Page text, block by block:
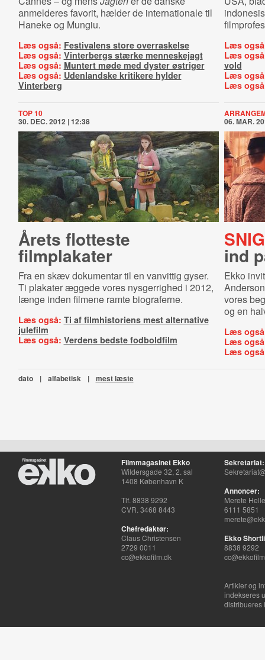
anmelderes favorit, hælder de internationale til
Haneke og Mungiu.
Læs også: Festivalens store overraskelse
Læs også: Vinterbergs stærke menneskejagt
Læs også: Muntert møde med dyster østriger
Læs også: Udenlandske kritikere hylder
Vinterberg
Læs
Læs
vold
Læs
Læs
TOP 10
30. DEC. 2012 | 12:38
Årets flotteste
filmplakater
Fra en skæv dokumentar til en vanvittig gyser.
Ti plakater æggede vores nysgerrighed i 2012,
længe inden filmene ramte biograferne.
Læs også: Ti af filmhistoriens mest alternative
julefilm
Læs også: Verdens bedste fodboldfilm
06. MAR.
ind
Ekko
vores
og en
Læs
Læs
Læs
dato | alfabetisk | mest læste
Filmmagasinet Ekko
Wildersgade 32, 2. sal
1408 København K
Tlf. 8838 9292
CVR. 3468 8443
Chefredaktør:
Claus Christensen
2729 0011
cc@ekkofilm.dk
Sekretariat:
Annoncer:
Merete
6111 5851
Ekko
8838 9292
Artikler og
indekseres
distribueres